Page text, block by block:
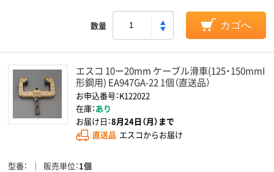
数量 カゴへ
エスコ 10ー20mm ケーブル滑車(125・150mmI
形鋼用) EA947GA-22 1個（直送品）
お申込番号：K122022
在庫：あり
お届け日：8月24日（月）まで
直送品 エスコからお届け
型番 販売単位 1個